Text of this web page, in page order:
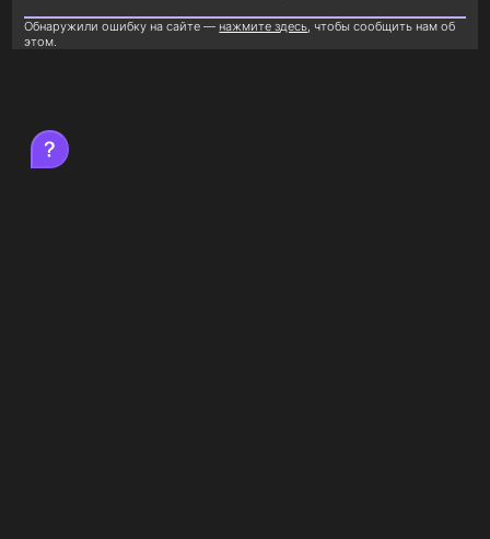
Обнаружили ошибку на сайте — нажмите здесь, чтобы сообщить нам об
этом.